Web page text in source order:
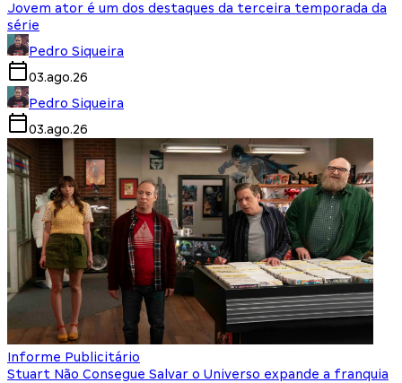
Jovem ator é um dos destaques da terceira temporada da
série
Pedro Siqueira
03.ago.26
Pedro Siqueira
03.ago.26
Informe Publicitário
Stuart Não Consegue Salvar o Universo expande a franquia